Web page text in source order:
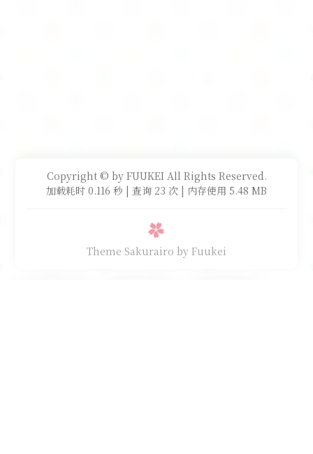
Copyright © by FUUKEI All Rights Reserved.
加载耗时 0.116 秒 | 查询 23 次 | 内存使用 5.48 MB
Theme Sakurairo by Fuukei